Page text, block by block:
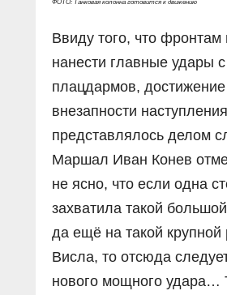
ФОТО: Танковая колонна готовится к движению
Ввиду того, что фронтам
нанести главные удары с
плацдармов, достижение
внезапности наступления
представлялось делом
Маршал Иван Конев
не ясно, что если одна
захватила такой
да ещё на такой крупной
Висла, то отсюда
нового мощного удара…